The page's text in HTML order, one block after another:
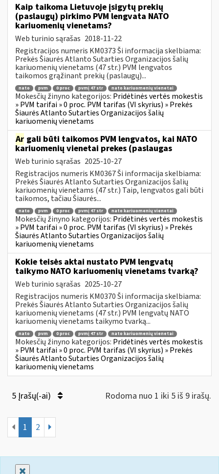
Kaip taikoma Lietuvoje įsigytų prekių
(paslaugų) pirkimo PVM lengvata NATO
kariuomenių vienetams?
Web turinio sąrašas 2018-11-22
Registracijos numeris KM0373 Ši informacija skelbiama:
Prekės Šiaurės Atlanto Sutarties Organizacijos šalių
kariuomenių vienetams (47 str.) PVM lengvatos
taikomos grąžinant prekių (paslaugų)...
nato pvm 0 proc pvmį 47 str nato kariuomenių vienetai
Mokesčių žinyno kategorijos: Pridėtinės vertės mokestis
» PVM tarifai » 0 proc. PVM tarifas (VI skyrius) » Prekės
Šiaurės Atlanto Sutarties Organizacijos šalių
kariuomenių vienetams
Ar gali būti taikomos PVM lengvatos, kai NATO
kariuomenių vienetai prekes (paslaugas
Web turinio sąrašas 2025-10-27
Registracijos numeris KM0367 Ši informacija skelbiama:
Prekės Šiaurės Atlanto Sutarties Organizacijos šalių
kariuomenių vienetams (47 str.) Taip, lengvatos gali būti
taikomos, tačiau Šiaurės...
nato pvm 0 proc pvmį 47 str nato kariuomenių vienetai
Mokesčių žinyno kategorijos: Pridėtinės vertės mokestis
» PVM tarifai » 0 proc. PVM tarifas (VI skyrius) » Prekės
Šiaurės Atlanto Sutarties Organizacijos šalių
kariuomenių vienetams
Kokie teisės aktai nustato PVM lengvatų
taikymo NATO kariuomenių vienetams tvarką?
Web turinio sąrašas 2025-10-27
Registracijos numeris KM0370 Ši informacija skelbiama:
Prekės Šiaurės Atlanto Sutarties Organizacijos šalių
kariuomenių vienetams (47 str.) PVM lengvatų NATO
kariuomenių vienetams taikymo tvarką...
nato pvm 0 proc pvmį 47 str nato kariuomenių vienetai
Mokesčių žinyno kategorijos: Pridėtinės vertės mokestis
» PVM tarifai » 0 proc. PVM tarifas (VI skyrius) » Prekės
Šiaurės Atlanto Sutarties Organizacijos šalių
kariuomenių vienetams
5 Įrašų(-ai) Rodoma nuo 1 iki 5 iš 9 irašų.
1 2